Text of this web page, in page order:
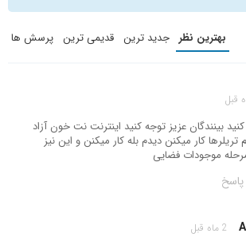
بهترین نظر جدید ترین قدیمی ترین پرسش ها
بینندگان عزیز توجه کنید اینترنت نت خون آزاد
کار میکنن دیدم بله کار میکنن و این نیز
موجودات فضایی
پاسخ
2 ماه قبل